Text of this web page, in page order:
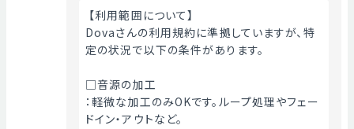
【利用範囲について】
Dovaさんの利用規約に準拠していますが、特
定の状況で以下の条件があります。
□音源の加工
：軽微な加工のみOKです。ループ処理やフェー
ドイン・アウトなど。